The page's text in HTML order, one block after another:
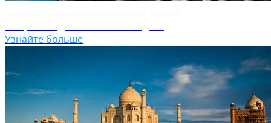
Узнайте больше